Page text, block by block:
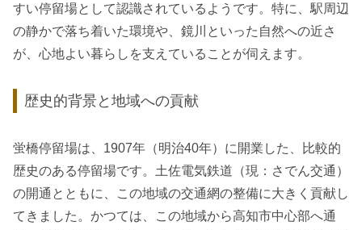
すい停留場として認識されているようです。特に、駅周辺
の静かで落ち着いた環境や、鏡川といった自然への近さ
が、心地よい暮らしを支えていることが伺えます。
歴史的背景と地域への貢献
蛍橋停留場は、1907年（明治40年）に開業した、比較的
歴史のある停留場です。土佐電気鉄道（現：さでん交通）
の開通とともに、この地域の交通網の整備に大きく貢献し
てきました。かつては、この地域から高知市中心部へ通